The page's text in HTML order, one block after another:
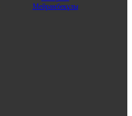
Мейрамбекұлы